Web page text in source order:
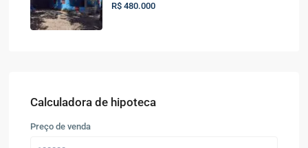
R$ 480.000
Calculadora de hipoteca
Preço de venda